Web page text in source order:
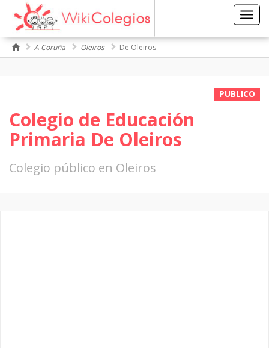
A Coruña Oleiros De Oleiros
PUBLICO
Colegio de Educación
Primaria De Oleiros
Colegio público en Oleiros